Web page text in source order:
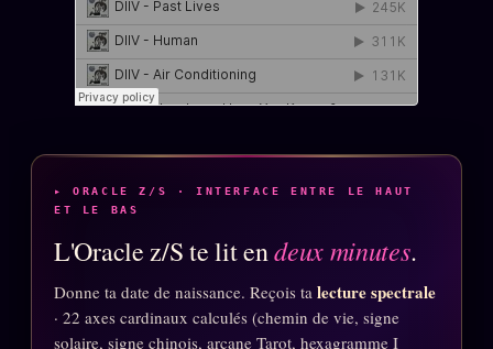
Founders
Équipe
Auteurs
Qui baise qui
Signatures
Charte éditoriale
Studios
▸ ORACLE Z/S · INTERFACE ENTRE LE HAUT
ET LE BAS
L'Oracle z/S te lit endeux minutes.
Donne ta date de naissance. Reçois ta lecture spectrale
· 22 axes cardinaux calculés (chemin de vie, signe
solaire, signe chinois, arcane Tarot, hexagramme I